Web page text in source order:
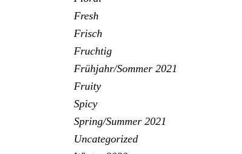
Fresh
Frisch
Fruchtig
Frühjahr/Sommer 2021
Fruity
Spicy
Spring/Summer 2021
Uncategorized